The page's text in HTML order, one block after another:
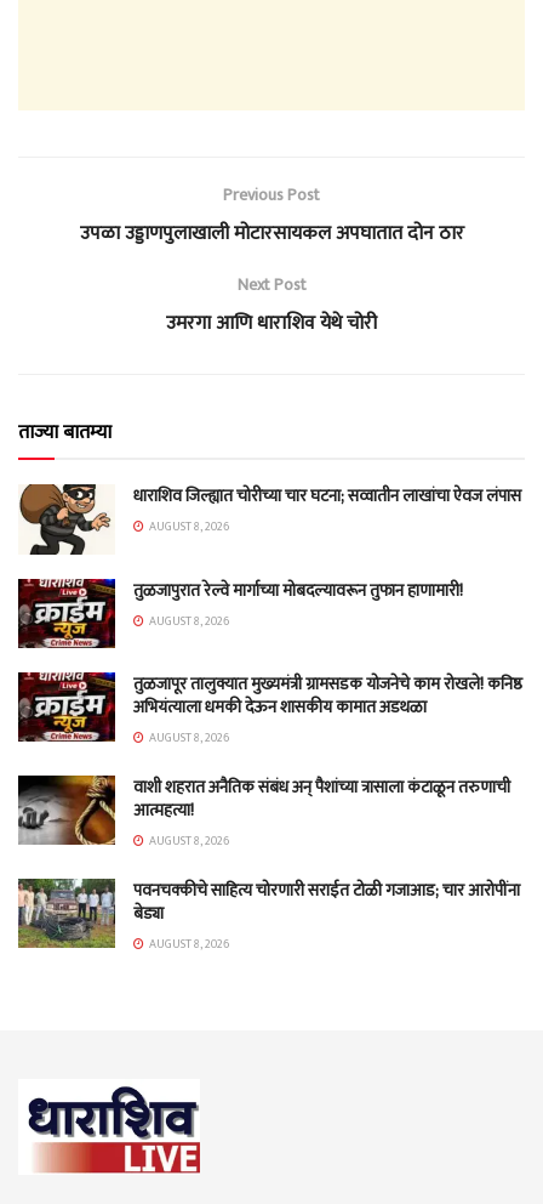
Previous Post
उपळा उड्डाणपुलाखाली मोटारसायकल अपघातात दोन ठार
Next Post
उमरगा आणि धाराशिव येथे चोरी
ताज्या बातम्या
धाराशिव जिल्ह्यात चोरीच्या चार घटना; सव्वातीन लाखांचा ऐवज लंपास
AUGUST 8, 2026
तुळजापुरात रेल्वे मार्गाच्या मोबदल्यावरून तुफान हाणामारी!
AUGUST 8, 2026
तुळजापूर तालुक्यात मुख्यमंत्री ग्रामसडक योजनेचे काम रोखले! कनिष्ठ
अभियंत्याला धमकी देऊन शासकीय कामात अडथळा
AUGUST 8, 2026
वाशी शहरात अनैतिक संबंध अन् पैशांच्या त्रासाला कंटाळून तरुणाची
आत्महत्या!
AUGUST 8, 2026
पवनचक्कीचे साहित्य चोरणारी सराईत टोळी गजाआड; चार आरोपींना
बेड्या
AUGUST 8, 2026